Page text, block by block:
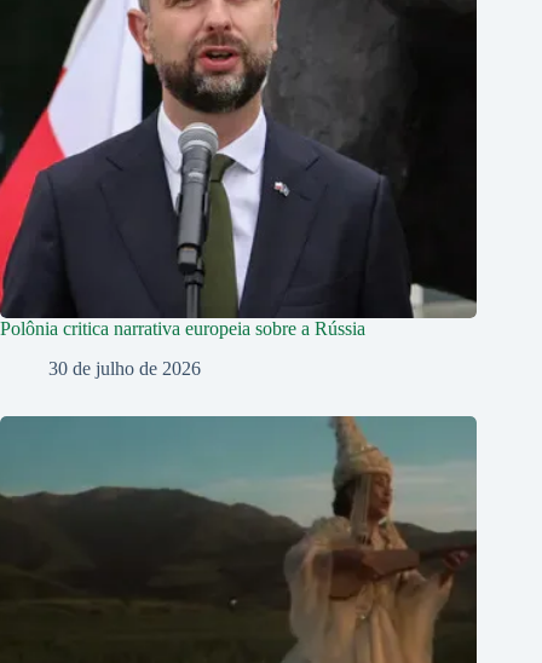
Polônia critica narrativa europeia sobre a Rússia
30 de julho de 2026